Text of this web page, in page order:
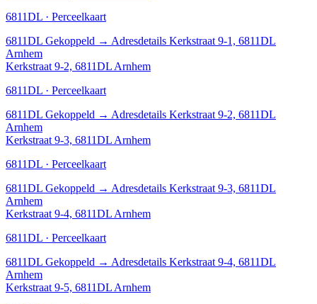
6811DL · Perceelkaart
6811DL Gekoppeld → Adresdetails Kerkstraat 9-1, 6811DL
Arnhem
Kerkstraat 9-2, 6811DL Arnhem
6811DL · Perceelkaart
6811DL Gekoppeld → Adresdetails Kerkstraat 9-2, 6811DL
Arnhem
Kerkstraat 9-3, 6811DL Arnhem
6811DL · Perceelkaart
6811DL Gekoppeld → Adresdetails Kerkstraat 9-3, 6811DL
Arnhem
Kerkstraat 9-4, 6811DL Arnhem
6811DL · Perceelkaart
6811DL Gekoppeld → Adresdetails Kerkstraat 9-4, 6811DL
Arnhem
Kerkstraat 9-5, 6811DL Arnhem